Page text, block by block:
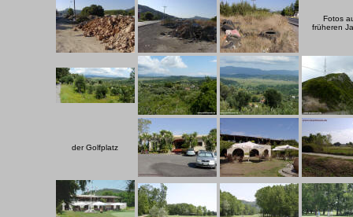
Fotos
früheren
derGolfplatz